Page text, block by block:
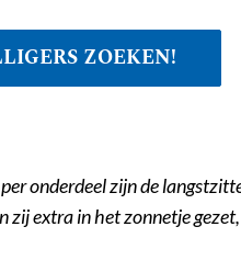
ZOEKEN!
onderdeel zijn de
extra in het zonnetje